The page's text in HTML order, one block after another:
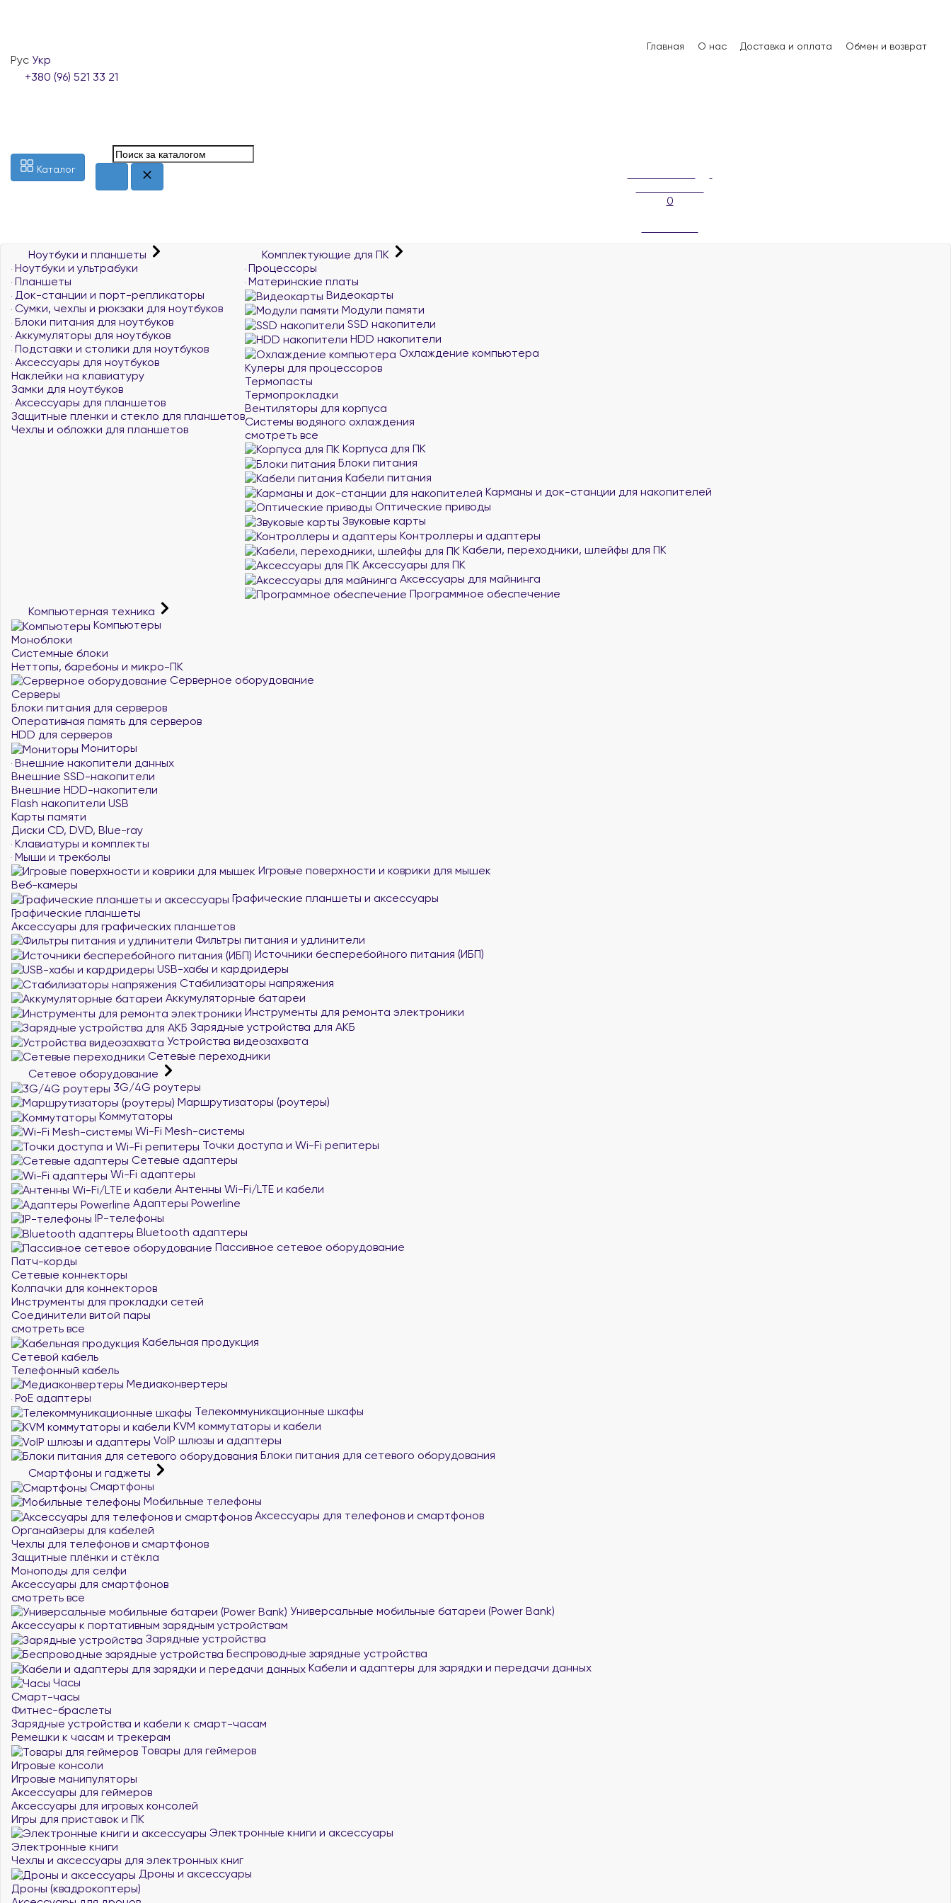
Главная О нас Доставка и оплата Обмен и возврат
Рус Укр
+380 (96) 521 33 21
Каталог
0
Ноутбуки и планшеты
Ноутбуки и ультрабуки
Планшеты
Док-станции и порт-репликаторы
Сумки, чехлы и рюкзаки для ноутбуков
Блоки питания для ноутбуков
Аккумуляторы для ноутбуков
Подставки и столики для ноутбуков
Аксессуары для ноутбуков
Наклейки на клавиатуру
Замки для ноутбуков
Аксессуары для планшетов
Защитные пленки и стекло для планшетов
Чехлы и обложки для планшетов
Комплектующие для ПК
Процессоры
Материнские платы
Видеокарты
Модули памяти
SSD накопители
HDD накопители
Охлаждение компьютера
Кулеры для процессоров
Термопасты
Термопрокладки
Вентиляторы для корпуса
Системы водяного охлаждения
смотреть все
Корпуса для ПК
Блоки питания
Кабели питания
Карманы и док-станции для накопителей
Оптические приводы
Звуковые карты
Контроллеры и адаптеры
Кабели, переходники, шлейфы для ПК
Аксессуары для ПК
Аксессуары для майнинга
Программное обеспечение
Компьютерная техника
Компьютеры
Моноблоки
Системные блоки
Неттопы, баребоны и микро-ПК
Серверное оборудование
Серверы
Блоки питания для серверов
Оперативная память для серверов
HDD для серверов
Мониторы
Внешние накопители данных
Внешние SSD-накопители
Внешние HDD-накопители
Flash накопители USB
Карты памяти
Диски CD, DVD, Blue-ray
Клавиатуры и комплекты
Мыши и трекболы
Игровые поверхности и коврики для мышек
Веб-камеры
Графические планшеты и аксессуары
Графические планшеты
Аксессуары для графических планшетов
Фильтры питания и удлинители
Источники бесперебойного питания (ИБП)
USB-хабы и кардридеры
Стабилизаторы напряжения
Аккумуляторные батареи
Инструменты для ремонта электроники
Зарядные устройства для АКБ
Устройства видеозахвата
Сетевые переходники
Сетевое оборудование
3G/4G роутеры
Маршрутизаторы (роутеры)
Коммутаторы
Wi-Fi Mesh-системы
Точки доступа и Wi-Fi репитеры
Сетевые адаптеры
Wi-Fi адаптеры
Антенны Wi-Fi/LTE и кабели
Адаптеры Powerline
IP-телефоны
Bluetooth адаптеры
Пассивное сетевое оборудование
Патч-корды
Сетевые коннекторы
Колпачки для коннекторов
Инструменты для прокладки сетей
Соединители витой пары
смотреть все
Кабельная продукция
Сетевой кабель
Телефонный кабель
Медиаконвертеры
PoE адаптеры
Телекоммуникационные шкафы
KVM коммутаторы и кабели
VoIP шлюзы и адаптеры
Блоки питания для сетевого оборудования
Смартфоны и гаджеты
Смартфоны
Мобильные телефоны
Аксессуары для телефонов и смартфонов
Органайзеры для кабелей
Чехлы для телефонов и смартфонов
Защитные плёнки и стёкла
Моноподы для селфи
Аксессуары для смартфонов
смотреть все
Универсальные мобильные батареи (Power Bank)
Аксессуары к портативным зарядным устройствам
Зарядные устройства
Беспроводные зарядные устройства
Кабели и адаптеры для зарядки и передачи данных
Часы
Смарт-часы
Фитнес-браслеты
Зарядные устройства и кабели к смарт-часам
Ремешки к часам и трекерам
Товары для геймеров
Игровые консоли
Игровые манипуляторы
Аксессуары для геймеров
Аксессуары для игровых консолей
Игры для приставок и ПК
Электронные книги и аксессуары
Электронные книги
Чехлы и аксессуары для электронных книг
Дроны и аксессуары
Дроны (квадрокоптеры)